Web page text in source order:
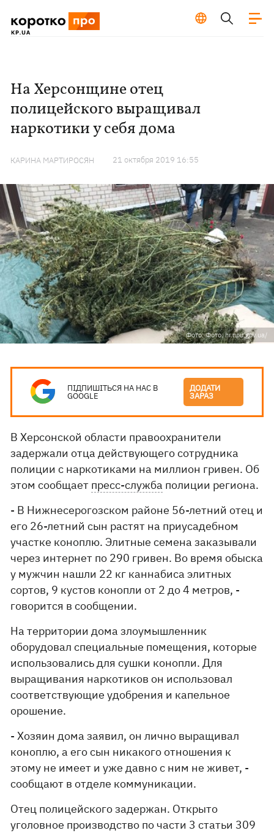
На Херсонщине отец
полицейского выращивал
наркотики у себя дома
КАРИНА МАРТИРОСЯН 21 октября 2019 16:55
Фото: Фото: hr.npu.gov.ua/
ПІДПИШІТЬСЯ НА НАС В
GOOGLE
ДОДАТИ
ЗАРАЗ
В Херсонской области правоохранители
задержали отца действующего сотрудника
полиции с наркотиками на миллион гривен. Об
этом сообщает пресс-служба полиции региона.
- В Нижнесерогозском районе 56-летний отец и
его 26-летний сын растят на приусадебном
участке коноплю. Элитные семена заказывали
через интернет по 290 гривен. Во время обыска
у мужчин нашли 22 кг каннабиса элитных
сортов, 9 кустов конопли от 2 до 4 метров, -
говорится в сообщении.
На территории дома злоумышленник
оборудовал специальные помещения, которые
использовались для сушки конопли. Для
выращивания наркотиков он использовал
соответствующие удобрения и капельное
орошение.
- Хозяин дома заявил, он лично выращивал
коноплю, а его сын никакого отношения к
этому не имеет и уже давно с ним не живет, -
сообщают в отделе коммуникации.
Отец полицейского задержан. Открыто
уголовное производство по части 3 статьи 309